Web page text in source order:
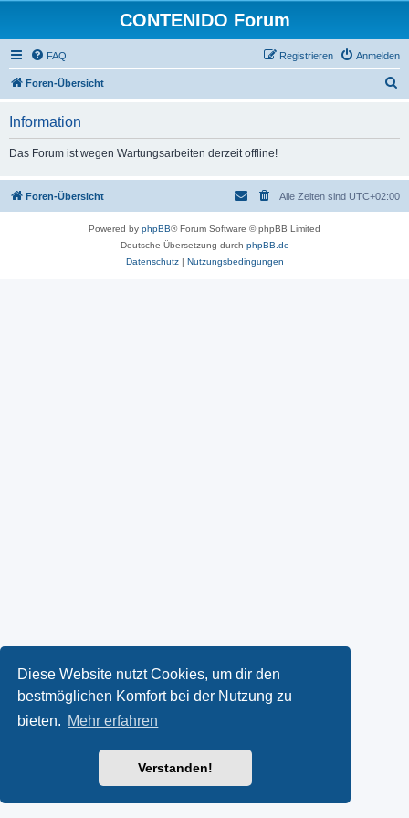
Diese Website nutzt Cookies, um dir den
bestmöglichen Komfort bei der Nutzung zu
bieten. Mehr erfahren
Verstanden!
CONTENIDO Forum
FAQ Anmelden
Registrieren
Foren-Übersicht
Information
Das Forum ist wegen Wartungsarbeiten derzeit offline!
Foren-Übersicht Alle Zeiten sind UTC+02:00
Powered by phpBB® Forum Software © phpBB Limited
Deutsche Übersetzung durch phpBB.de
Datenschutz| Nutzungsbedingungen